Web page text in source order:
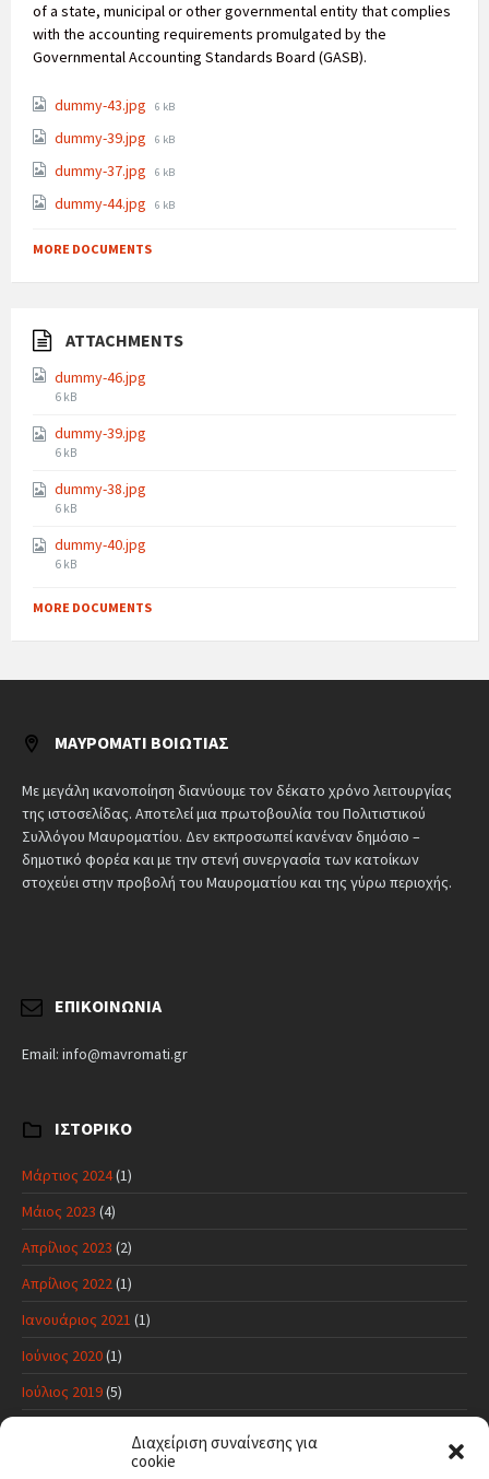
Διαχείριση συναίνεσης για
cookie
of a state, municipal or other governmental entity that complies
with the accounting requirements promulgated by the
Governmental Accounting Standards Board (GASB).
dummy-43.jpg 6 kB
dummy-39.jpg 6 kB
dummy-37.jpg 6 kB
dummy-44.jpg 6 kB
MORE DOCUMENTS
ATTACHMENTS
dummy-46.jpg
6 kB
dummy-39.jpg
6 kB
dummy-38.jpg
6 kB
dummy-40.jpg
6 kB
MORE DOCUMENTS
ΜΑΥΡΟΜΆΤΙ ΒΟΙΩΤΊΑΣ
Με μεγάλη ικανοποίηση διανύουμε τον δέκατο χρόνο λειτουργίας
της ιστοσελίδας. Αποτελεί μια πρωτοβουλία του Πολιτιστικού
Συλλόγου Μαυροματίου. Δεν εκπροσωπεί κανέναν δημόσιο –
δημοτικό φορέα και με την στενή συνεργασία των κατοίκων
στοχεύει στην προβολή του Μαυροματίου και της γύρω περιοχής.
ΕΠΙΚΟΙΝΩΝΊΑ
Email: info@mavromati.gr
ΙΣΤΟΡΙΚΌ
Μάρτιος 2024(1)
Μάιος 2023 (4)
Απρίλιος 2023 (2)
Απρίλιος 2022(1)
Ιανουάριος 2021 (1)
Ιούνιος 2020(1)
Ιούλιος 2019(5)